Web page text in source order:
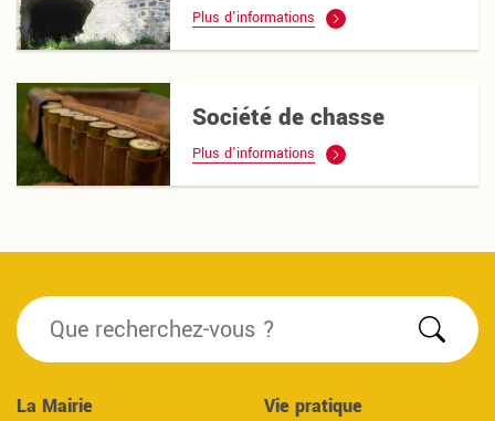
Plus d'informations
Société de chasse
Plus d'informations
La Mairie
Vie pratique